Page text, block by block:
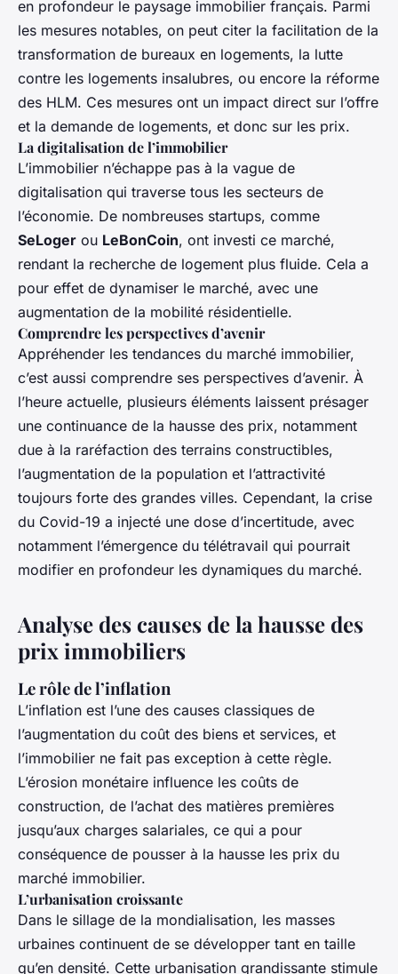
en profondeur le paysage immobilier français. Parmi
les mesures notables, on peut citer la facilitation de la
transformation de bureaux en logements, la lutte
contre les logements insalubres, ou encore la réforme
des HLM. Ces mesures ont un impact direct sur l’offre
et la demande de logements, et donc sur les prix.
La digitalisation de l’immobilier
L’immobilier n’échappe pas à la vague de
digitalisation qui traverse tous les secteurs de
l’économie. De nombreuses startups, comme
SeLoger ou LeBonCoin, ont investi ce marché,
rendant la recherche de logement plus fluide. Cela a
pour effet de dynamiser le marché, avec une
augmentation de la mobilité résidentielle.
Comprendre les perspectives d’avenir
Appréhender les tendances du marché immobilier,
c’est aussi comprendre ses perspectives d’avenir. À
l’heure actuelle, plusieurs éléments laissent présager
une continuance de la hausse des prix, notamment
due à la raréfaction des terrains constructibles,
l’augmentation de la population et l’attractivité
toujours forte des grandes villes. Cependant, la crise
du Covid-19 a injecté une dose d’incertitude, avec
notamment l’émergence du télétravail qui pourrait
modifier en profondeur les dynamiques du marché.
Analyse des causes de la hausse des
prix immobiliers
Le rôle de l’inflation
L’inflation est l’une des causes classiques de
l’augmentation du coût des biens et services, et
l’immobilier ne fait pas exception à cette règle.
L’érosion monétaire influence les coûts de
construction, de l’achat des matières premières
jusqu’aux charges salariales, ce qui a pour
conséquence de pousser à la hausse les prix du
marché immobilier.
L’urbanisation croissante
Dans le sillage de la mondialisation, les masses
urbaines continuent de se développer tant en taille
qu’en densité. Cette urbanisation grandissante stimule